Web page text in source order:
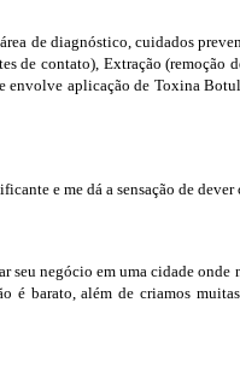
de diagnóstico, cuidados
de contato), Extração (remoção
envolve aplicação de Toxina
e me dá a sensação de
negócio em uma cidade onde
barato, além de criamos